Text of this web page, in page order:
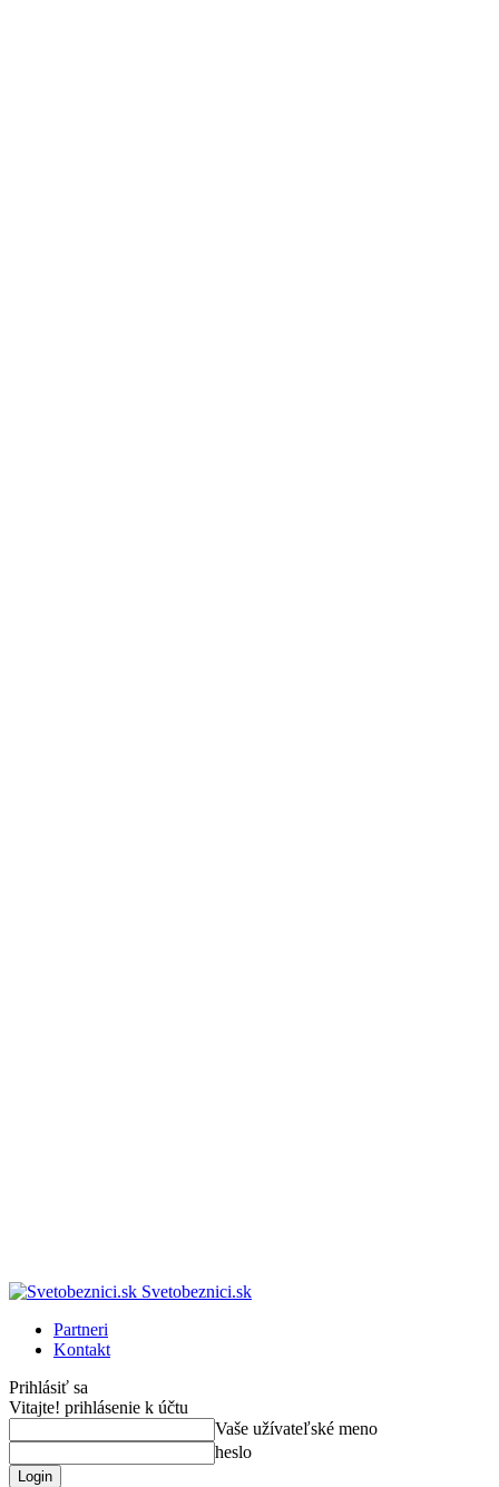
Svetobeznici.sk
Partneri
Kontakt
Prihlásiť sa
Vitajte! prihlásenie k účtu
Vaše užívateľské meno
heslo